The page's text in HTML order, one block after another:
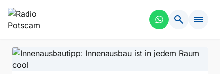
search menu